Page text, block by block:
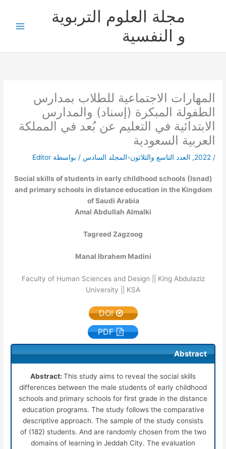
مجلة العلوم التربوية
و النفسية
المهارات الاجتماعية للطلاب بمدارس
الطفولة المبكرة (إسناد) والمدارس
الابتدائية في التعليم عن بُعد في المملكة
العربية السعودية
/
2022
, العدد التاسع والثلاثون-المجلد السادس / بواسطة Editor
Social skills of students in early childhood schools (Isnad)
and primary schools in distance education in the Kingdom
of Saudi Arabia
Amal Abdullah Almalki
Tagreed Zagzoog
Manal Ibrahem Madini
Faculty of Human Sciences and Design || King Abdulaziz
University || KSA
DOI
PDF
Abstract
Abstract: This study aims to reveal the social skills
differences between the male students of early childhood
schools and primary schools for first grade in the distance
education programs. The study follows the comparative
descriptive approach. The sample of the study consists
of (182) students. And are randomly chosen from the two
domains of learning in Jeddah City. The evaluation